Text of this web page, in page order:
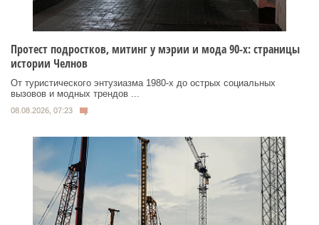
Протест подростков, митинг у мэрии и мода 90-х: страницы
истории Челнов
От туристического энтузиазма 1980‑х до острых социальных
вызовов и модных трендов ...
08.08.2026, 07:23